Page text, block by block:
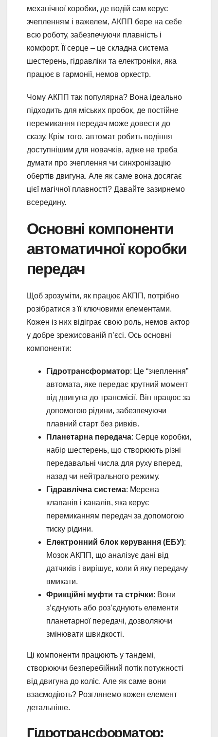
механічної коробки, де водій сам керує
зчепленням і важелем, АКПП бере на себе
всю роботу, забезпечуючи плавність і
комфорт. Її серце – це складна система
шестерень, гідравліки та електроніки, яка
працює в гармонії, немов оркестр.
Чому АКПП так популярна? Вона ідеально
підходить для міських пробок, де постійне
перемикання передач може довести до
сказу. Крім того, автомат робить водіння
доступнішим для новачків, адже не треба
думати про зчеплення чи синхронізацію
обертів двигуна. Але як саме вона досягає
цієї магічної плавності? Давайте зазирнемо
всередину.
Основні компоненти
автоматичної коробки
передач
Щоб зрозуміти, як працює АКПП, потрібно
розібратися з її ключовими елементами.
Кожен із них відіграє свою роль, немов актор
у добре зрежисованій п’єсі. Ось основні
компоненти:
Гідротрансформатор: Це “зчеплення”
автомата, яке передає крутний момент
від двигуна до трансмісії. Він працює за
допомогою рідини, забезпечуючи
плавний старт без ривків.
Планетарна передача: Серце коробки,
набір шестерень, що створюють різні
передавальні числа для руху вперед,
назад чи нейтрального режиму.
Гідравлічна система: Мережа
клапанів і каналів, яка керує
перемиканням передач за допомогою
тиску рідини.
Електронний блок керування (ЕБУ):
Мозок АКПП, що аналізує дані від
датчиків і вирішує, коли й яку передачу
вмикати.
Фрикційні муфти та стрічки: Вони
з’єднують або роз’єднують елементи
планетарної передачі, дозволяючи
змінювати швидкості.
Ці компоненти працюють у тандемі,
створюючи безперебійний потік потужності
від двигуна до коліс. Але як саме вони
взаємодіють? Розглянемо кожен елемент
детальніше.
Гідротрансформатор: